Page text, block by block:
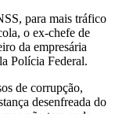
para mais tráfico
o ex-chefe de
da empresária
Polícia Federal.
de corrupção,
desenfreada do